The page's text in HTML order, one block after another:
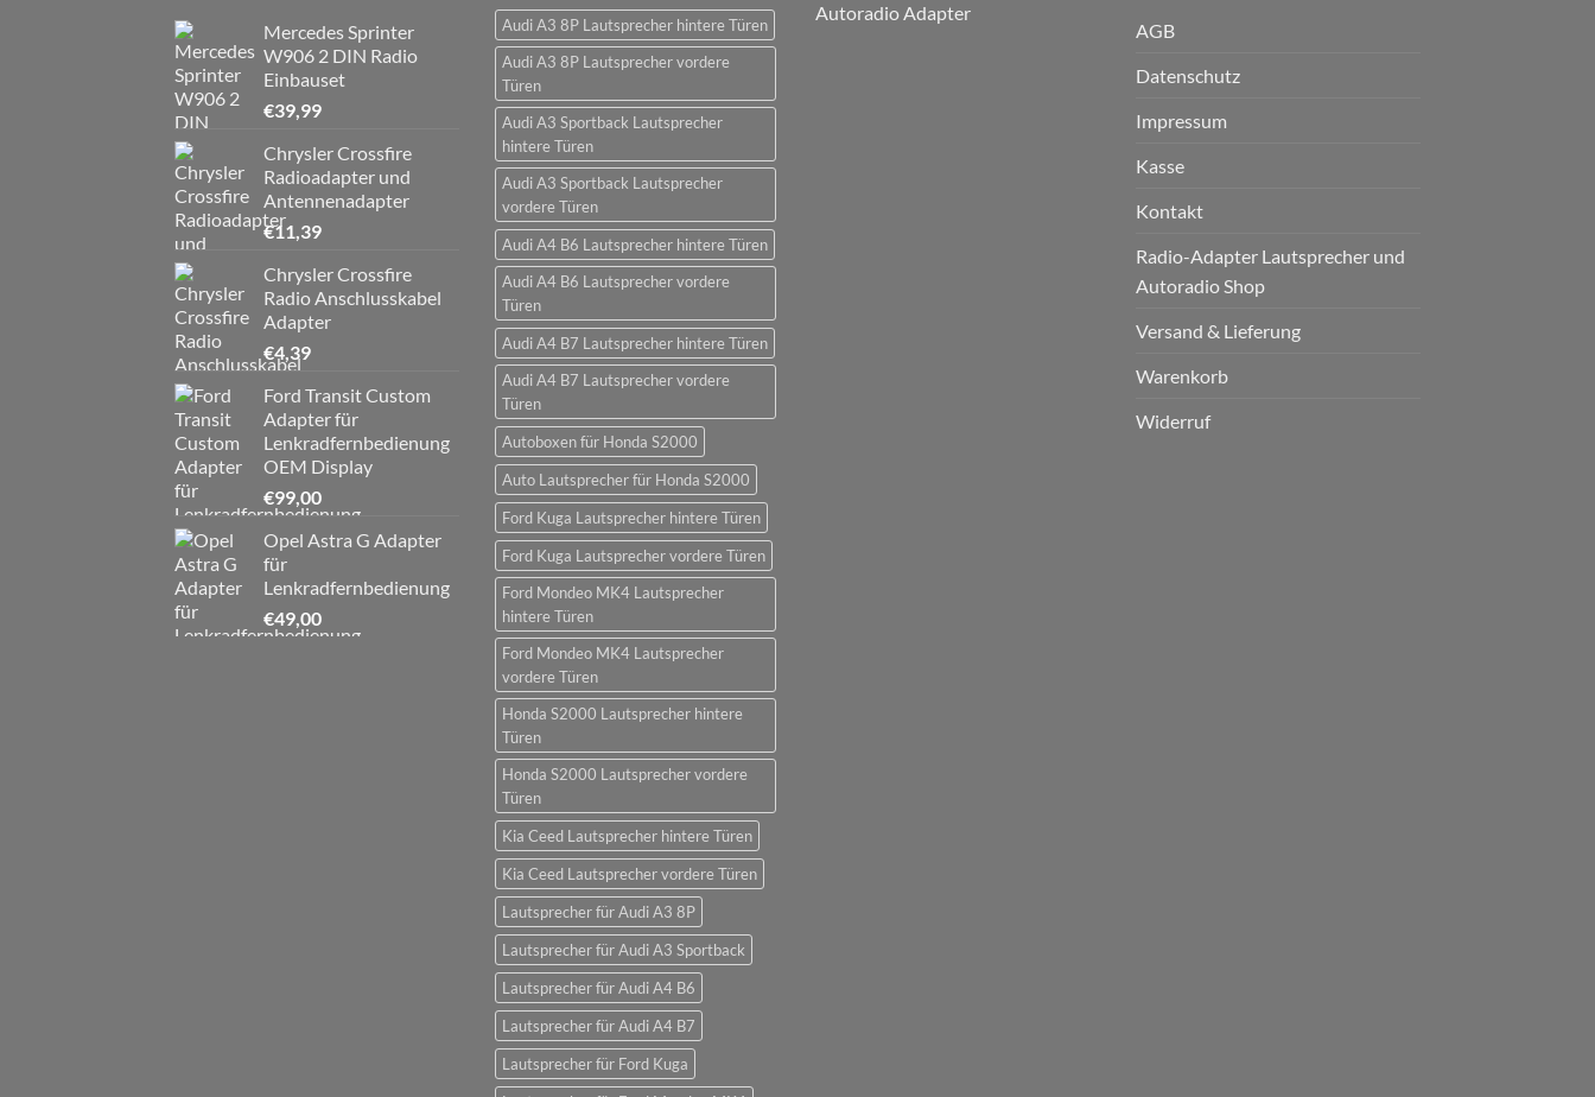
Mercedes Sprinter
W906 2 DIN Radio
Einbauset
€39,99
Chrysler Crossfire
Radioadapter und
Antennenadapter
€11,39
Chrysler Crossfire
Radio Anschlusskabel
Adapter
€4,39
Ford Transit Custom
Adapter für
Lenkradfernbedienung
OEM Display
€99,00
Opel Astra G Adapter
für
Lenkradfernbedienung
€49,00
Audi A3 8P Lautsprecher hintere Türen
Audi A3 8P Lautsprecher vordere
Türen
Audi A3 Sportback Lautsprecher
hintere Türen
Audi A3 Sportback Lautsprecher
vordere Türen
Audi A4 B6 Lautsprecher hintere Türen
Audi A4 B6 Lautsprecher vordere
Türen
Audi A4 B7 Lautsprecher hintere Türen
Audi A4 B7 Lautsprecher vordere
Türen
Autoboxen für Honda S2000
Auto Lautsprecher für Honda S2000
Ford Kuga Lautsprecher hintere Türen
Ford Kuga Lautsprecher vordere Türen
Ford Mondeo MK4 Lautsprecher
hintere Türen
Ford Mondeo MK4 Lautsprecher
vordere Türen
Honda S2000 Lautsprecher hintere
Türen
Honda S2000 Lautsprecher vordere
Türen
Kia Ceed Lautsprecher hintere Türen
Kia Ceed Lautsprecher vordere Türen
Lautsprecher für Audi A3 8P
Lautsprecher für Audi A3 Sportback
Lautsprecher für Audi A4 B6
Lautsprecher für Audi A4 B7
Lautsprecher für Ford Kuga
Autoradio Adapter
AGB
Datenschutz
Impressum
Kasse
Kontakt
Radio-Adapter Lautsprecher und
Autoradio Shop
Versand & Lieferung
Warenkorb
Widerruf